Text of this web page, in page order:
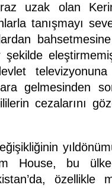
uzak olan
tanışmayı
gelmesinden
cezalarını
House, bu
özellikle